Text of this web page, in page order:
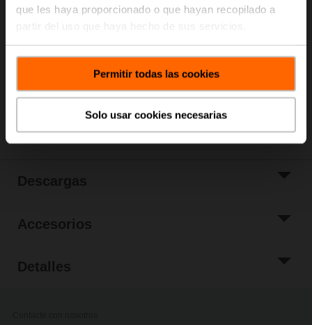
que les haya proporcionado o que hayan recopilado a
Permitir todas las cookies
Solo usar cookies necesarias
Precio de lista 367,00 EUR
Añadir a lista de
Compartir
Accesorios
Detalles